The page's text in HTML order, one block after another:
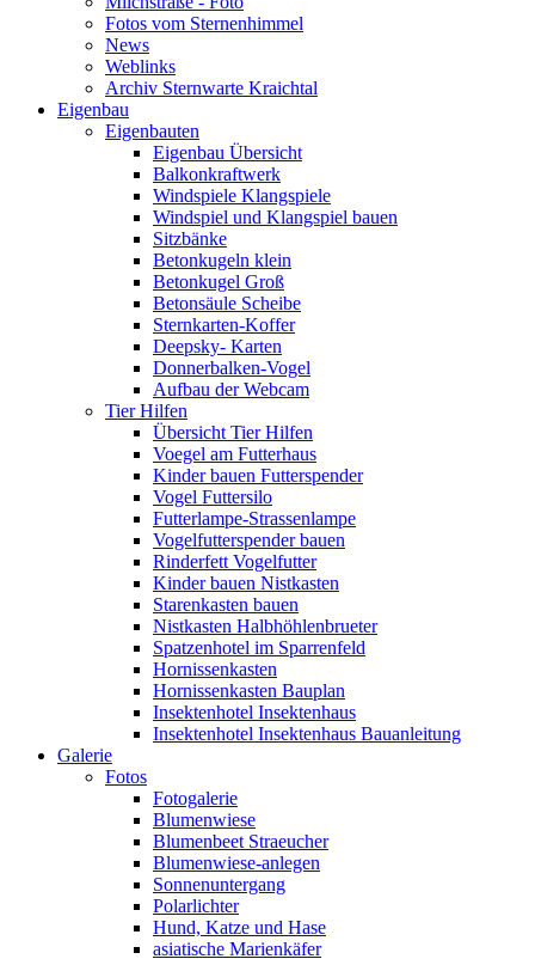
Fotos vom Sternenhimmel
News
Weblinks
Archiv Sternwarte Kraichtal
Eigenbau
Eigenbauten
Eigenbau Übersicht
Balkonkraftwerk
Windspiele Klangspiele
Windspiel und Klangspiel bauen
Sitzbänke
Betonkugeln klein
Betonkugel Groß
Betonsäule Scheibe
Sternkarten-Koffer
Deepsky- Karten
Donnerbalken-Vogel
Aufbau der Webcam
Tier Hilfen
Übersicht Tier Hilfen
Voegel am Futterhaus
Kinder bauen Futterspender
Vogel Futtersilo
Futterlampe-Strassenlampe
Vogelfutterspender bauen
Rinderfett Vogelfutter
Kinder bauen Nistkasten
Starenkasten bauen
Nistkasten Halbhöhlenbrueter
Spatzenhotel im Sparrenfeld
Hornissenkasten
Hornissenkasten Bauplan
Insektenhotel Insektenhaus
Insektenhotel Insektenhaus Bauanleitung
Galerie
Fotos
Fotogalerie
Blumenwiese
Blumenbeet Straeucher
Blumenwiese-anlegen
Sonnenuntergang
Polarlichter
Hund, Katze und Hase
asiatische Marienkäfer